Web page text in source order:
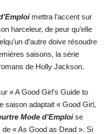
mettra l’accent sur
harceleur, de peur qu’elle
d’autre doive résoudre
saisons, la série
de Holly Jackson.
« A Good Girl’s Guide to
saison adaptait « Good Girl,
Mode d’Emploise
« As Good as Dead ». Si